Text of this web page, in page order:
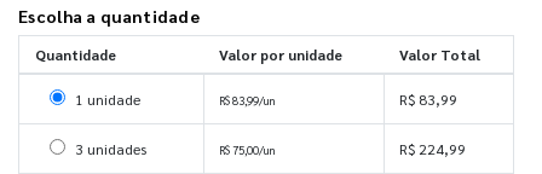
Escolha a quantidade
Quantidade Valor por unidade Valor Total
Selecionar 1 unidade
1 unidade R$ 83,99/un R$ 83,99
Selecionar 3 unidades
3 unidades R$ 75,00/un R$ 224,99